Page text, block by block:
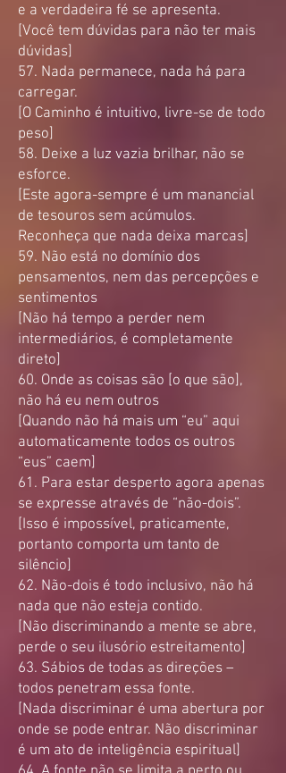
e a verdadeira fé se apresenta.
[Você tem dúvidas para não ter mais
dúvidas]
57. Nada permanece, nada há para
carregar.
[O Caminho é intuitivo, livre-se de todo
peso]
58. Deixe a luz vazia brilhar, não se
esforce.
[Este agora-sempre é um manancial
de tesouros sem acúmulos.
Reconheça que nada deixa marcas]
59. Não está no domínio dos
pensamentos, nem das percepções e
sentimentos
[Não há tempo a perder nem
intermediários, é completamente
direto]
60. Onde as coisas são [o que são],
não há eu nem outros
[Quando não há mais um “eu” aqui
automaticamente todos os outros
“eus” caem]
61. Para estar desperto agora apenas
se expresse através de “não-dois”.
[Isso é impossível, praticamente,
portanto comporta um tanto de
silêncio]
62. Não-dois é todo inclusivo, não há
nada que não esteja contido.
[Não discriminando a mente se abre,
perde o seu ilusório estreitamento]
63. Sábios de todas as direções –
todos penetram essa fonte.
[Nada discriminar é uma abertura por
onde se pode entrar. Não discriminar
é um ato de inteligência espiritual]